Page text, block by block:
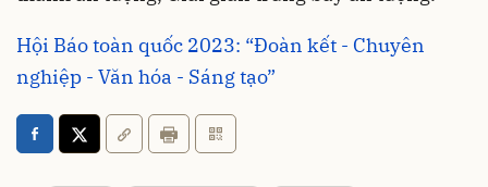
Hội Báo toàn quốc 2023: “Đoàn kết - Chuyên
nghiệp - Văn hóa - Sáng tạo”